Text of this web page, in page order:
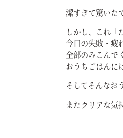
潔すぎて驚いた
しかし、これ「
今日の失敗・疲
全部のみこんで
おうちごはんに
そしてそんなお
またクリアな気